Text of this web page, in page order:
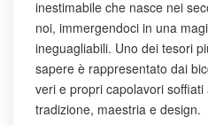
inestimabile che nasce nei
noi, immergendoci in una
ineguagliabili. Uno dei tesori
sapere è rappresentato dai
veri e propri capolavori
tradizione, maestria e design.